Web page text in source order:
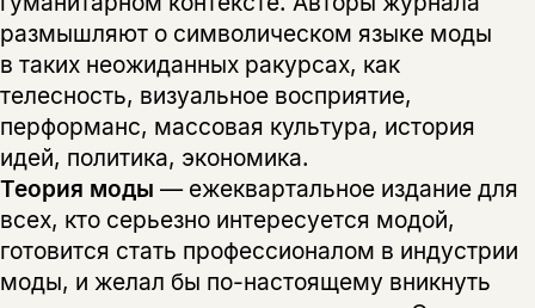
размышляют о символическом языке моды
в таких неожиданных ракурсах, как
телесность, визуальное восприятие,
перформанс, массовая культура, история
идей, политика, экономика.
Теория моды — ежеквартальное издание для
всех, кто серьезно интересуется модой,
готовится стать профессионалом в индустрии
моды, и желал бы по-настоящему вникнуть